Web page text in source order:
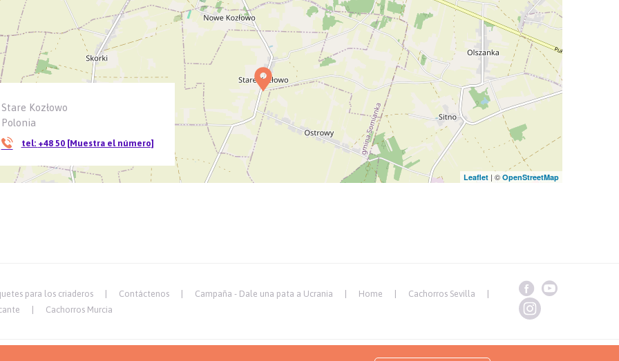
Stare Kozłowo
Polonia
tel: +48 50 [Muestra el número]
Leaflet | ©OpenStreetMap
para los criaderos Contáctenos Campaña - Dale una pata a Ucrania Home
Cachorros Sevilla
Cachorros Murcia